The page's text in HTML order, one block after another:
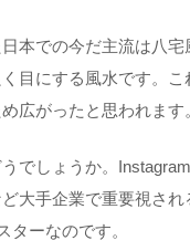
本での今だ主流は八
目にする風水です。
広がったと思われます
でしょうか。
大手企業で重要視さ
ターなのです。